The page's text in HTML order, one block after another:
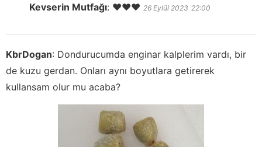
Kevserin Mutfağı: ❤️❤️❤️ 26 Eylül 2023 22:00
KbrDogan: Dondurucumda enginar kalplerim vardı, bir
de kuzu gerdan. Onları aynı boyutlara getirerek
kullansam olur mu acaba?